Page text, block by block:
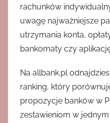
rachunków
uwagę najważniejsze
utrzymania konta,
bankomaty czy
Na allbank.pl
ranking, który
propozycje banków w
zestawieniom w